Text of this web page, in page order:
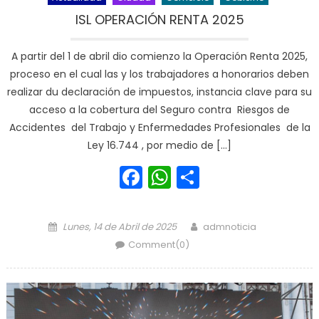
ISL OPERACIÓN RENTA 2025
A partir del 1 de abril dio comienzo la Operación Renta 2025,
proceso en el cual las y los trabajadores a honorarios deben
realizar du declaración de impuestos, instancia clave para su
acceso a la cobertura del Seguro contra Riesgos de
Accidentes del Trabajo y Enfermedades Profesionales de la
Ley 16.744 , por medio de […]
Facebook
WhatsApp
Posted on
Lunes, 14 de Abril de 2025 Author
admnoticia
Comment(0)